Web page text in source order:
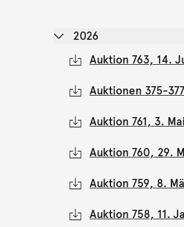
2026
Auktion 763, 14.
Auktionen 375-
Auktion 761, 3.
Auktion 760, 29.
Auktion 759, 8.
Auktion 758, 11.